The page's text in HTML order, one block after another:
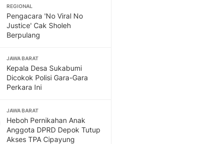
REGIONAL
Pengacara 'No Viral No
Justice' Cak Sholeh
Berpulang
JAWA BARAT
Kepala Desa Sukabumi
Dicokok Polisi Gara-Gara
Perkara Ini
JAWA BARAT
Heboh Pernikahan Anak
Anggota DPRD Depok Tutup
Akses TPA Cipayung